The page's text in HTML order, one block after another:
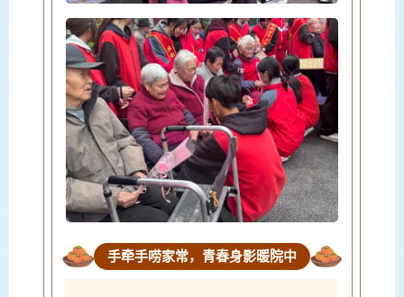
手牵手唠家常，青春身影暖院中